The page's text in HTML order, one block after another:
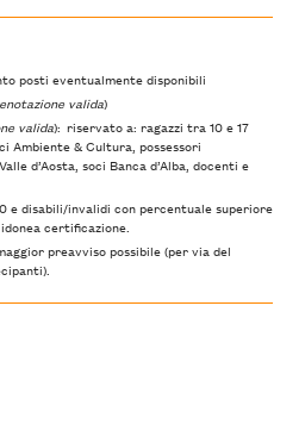
posti eventualmente disponibili
valida)
valida): riservato a: ragazzi tra 10 e 17
Ambiente & Cultura, possessori
d’Aosta, soci Banca d’Alba, docenti e
e disabili/invalidi con percentuale superiore
certificazione.
preavviso possibile (per via del